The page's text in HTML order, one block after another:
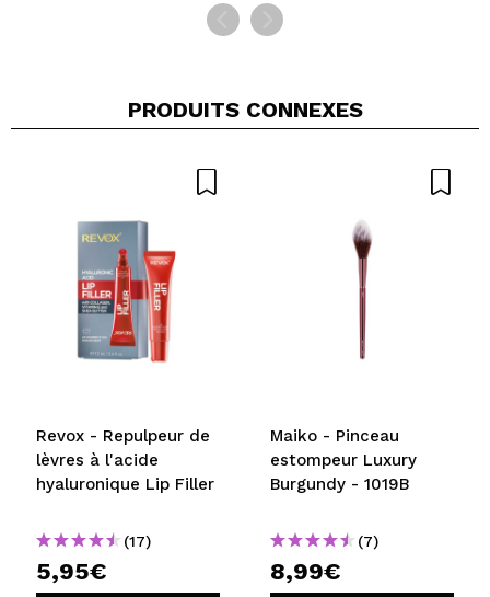
PRODUITS CONNEXES
Revox - Repulpeur de
lèvres à l'acide
hyaluronique Lip Filler
(17)
5,95€
Maiko - Pinceau
estompeur Luxury
Burgundy - 1019B
(7)
8,99€